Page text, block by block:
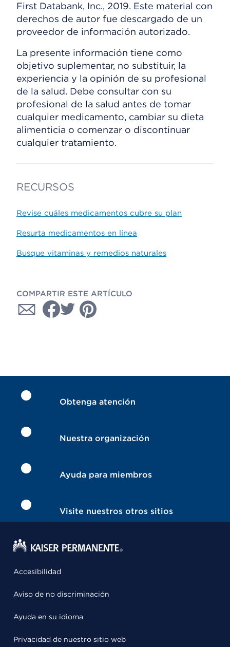
First Databank, Inc., 2019. Este material con
derechos de autor fue descargado de un
proveedor de información autorizado.
La presente información tiene como
objetivo suplementar, no substituir, la
experiencia y la opinión de su profesional
de la salud. Debe consultar con su
profesional de la salud antes de tomar
cualquier medicamento, cambiar su dieta
alimenticia o comenzar o discontinuar
cualquier tratamiento.
RECURSOS
Revise cuáles medicamentos cubre su plan
Resurta medicamentos en línea
Busque vitaminas y remedios naturales
COMPARTIR ESTE ARTÍCULO
Obtenga atención
Nuestra organización
Ayuda para miembros
Visite nuestros otros sitios
Accesibilidad
Aviso de no discriminación
Ayuda en su idioma
Privacidad de nuestro sitio web